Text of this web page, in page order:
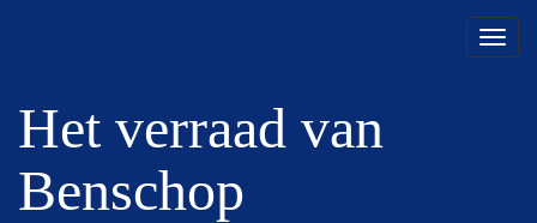
Menu
Het verraad van
Benschop